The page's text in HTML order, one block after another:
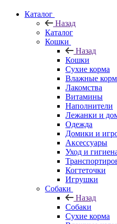
Каталог
Назад
Каталог
Кошки
Назад
Кошки
Сухие корма
Влажные
Лакомства
Витамины
Наполнители
Лежанки и
Одежда
Домики и
Аксессуары
Уход и
Когтеточки
Игрушки
Собаки
Назад
Собаки
Сухие корма